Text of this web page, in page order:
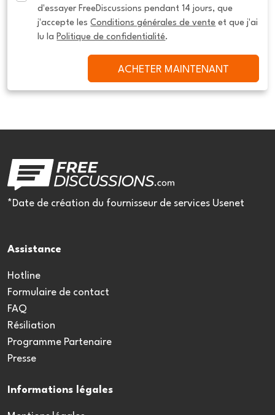
d'essayer FreeDiscussions pendant 14 jours, que
j'accepte les Conditions générales de vente et que j'ai
lu la Politique de confidentialité.
ACHETER MAINTENANT
*Date de création du fournisseur de services Usenet
Assistance
Hotline
Formulaire de contact
FAQ
Résiliation
Programme Partenaire
Presse
Informations légales